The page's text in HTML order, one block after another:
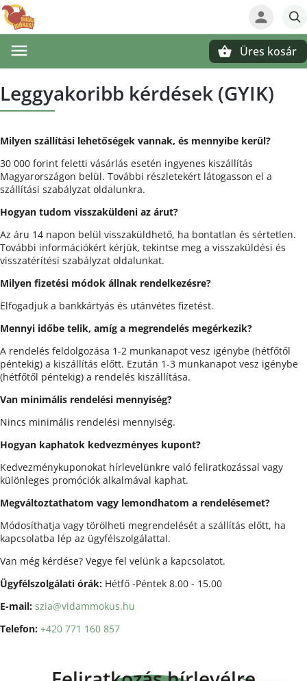
Üres kosár
Leggyakoribb kérdések (GYIK)
Milyen szállítási lehetőségek vannak, és mennyibe kerül?
30 000 forint feletti vásárlás esetén ingyenes kiszállítás
Magyarországon belül. További részletekért látogasson el a
szállítási szabályzat oldalunkra.
Hogyan tudom visszaküldeni az árut?
Az áru 14 napon belül visszaküldhető, ha bontatlan és sértetlen.
További információkért kérjük, tekintse meg a visszaküldési és
visszatérítési szabályzat oldalunkat.
Milyen fizetési módok állnak rendelkezésre?
Elfogadjuk a bankkártyás és utánvétes fizetést.
Mennyi időbe telik, amíg a megrendelés megérkezik?
A rendelés feldolgozása 1-2 munkanapot vesz igénybe (hétfőtől
péntekig) a kiszállítás előtt. Ezután 1-3 munkanapot vesz igénybe
(hétfőtől péntekig) a rendelés kiszállítása.
Van minimális rendelési mennyiség?
Nincs minimális rendelési mennyiség.
Hogyan kaphatok kedvezményes kupont?
Kedvezménykuponokat hírlevelünkre való feliratkozással vagy
különleges promóciók alkalmával kaphat.
Megváltoztathatom vagy lemondhatom a rendelésemet?
Módosíthatja vagy törölheti megrendelését a szállítás előtt, ha
kapcsolatba lép az ügyfélszolgálattal.
Van még kérdése? Vegye fel velünk a kapcsolatot.
Ügyfélszolgálati órák: Hétfő -Péntek 8.00 - 15.00
E-mail: szia@vidammokus.hu
Telefon: +420 771 160 857